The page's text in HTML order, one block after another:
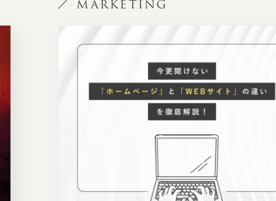
クライアント専属チームによる戦略会議
WEB専門のライターがすべての原稿を執筆
コンバージョン率・UI/UXを高めるデザイン
最新かつ正しい方法のSEO対策
あらゆる閲覧環境を想定したレスポンシブ
MARKETING
ホームページ制作後の運用
MARKETING